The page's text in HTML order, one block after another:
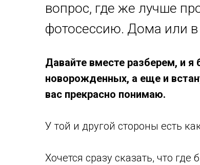
вопрос, где же лучше
фотосессию. Дома или в
Давайте вместе разберем, и я
новорожденных, а еще и
вас прекрасно понимаю.
У той и другой стороны есть
Хочется сразу сказать, что